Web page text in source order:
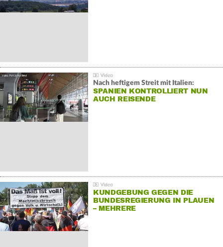
Nach heftigem Streit mit Italien:
SPANIEN KONTROLLIERT NUN
AUCH REISENDE
KUNDGEBUNG GEGEN DIE
BUNDESREGIERUNG IN PLAUEN
– MEHRERE